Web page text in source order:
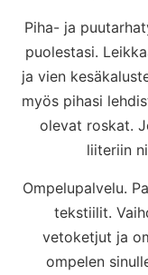
Piha- ja
puolestasi.
ja vien
myös pihasi
olevat roskat.
liiteriin
Ompelupalvelu.
tekstiilit.
vetoketjut ja
ompelen